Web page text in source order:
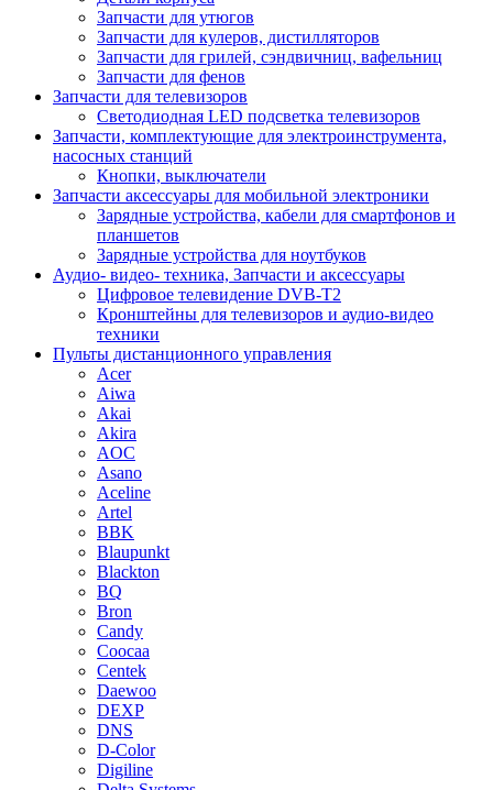
Запчасти для утюгов
Запчасти для кулеров, дистилляторов
Запчасти для грилей, сэндвичниц, вафельниц
Запчасти для фенов
Запчасти для телевизоров
Светодиодная LED подсветка телевизоров
Запчасти, комплектующие для электроинструмента,
насосных станций
Кнопки, выключатели
Запчасти аксессуары для мобильной электроники
Зарядные устройства, кабели для смартфонов и
планшетов
Зарядные устройства для ноутбуков
Аудио- видео- техника, Запчасти и аксессуары
Цифровое телевидение DVB-T2
Кронштейны для телевизоров и аудио-видео
техники
Пульты дистанционного управления
Acer
Aiwa
Akai
Akira
AOC
Asano
Aceline
Artel
BBK
Blaupunkt
Blackton
BQ
Bron
Candy
Coocaa
Centek
Daewoo
DEXP
DNS
D-Color
Digiline